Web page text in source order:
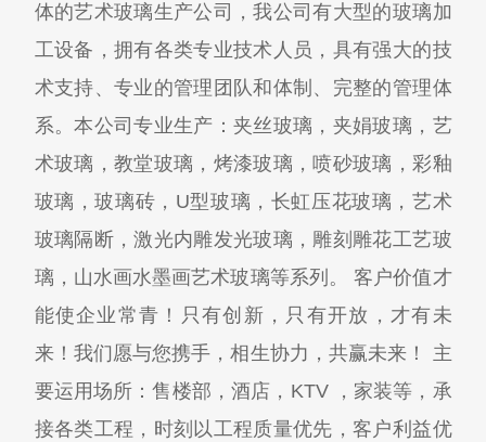
体的艺术玻璃生产公司，我公司有大型的玻璃加
工设备，拥有各类专业技术人员，具有强大的技
术支持、专业的管理团队和体制、完整的管理体
系。本公司专业生产：夹丝玻璃，夹娟玻璃，艺
术玻璃，教堂玻璃，烤漆玻璃，喷砂玻璃，彩釉
玻璃，玻璃砖，U型玻璃，长虹压花玻璃，艺术
玻璃隔断，激光内雕发光玻璃，雕刻雕花工艺玻
璃，山水画水墨画艺术玻璃等系列。 客户价值才
能使企业常青！只有创新，只有开放，才有未
来！我们愿与您携手，相生协力，共赢未来！ 主
要运用场所：售楼部，酒店，KTV ，家装等，承
接各类工程，时刻以工程质量优先，客户利益优